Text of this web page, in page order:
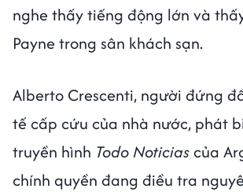
nghe thấy tiếng động lớn và
Payne trong sân khách sạn.
Alberto Crescenti, người đứng
tế cấp cứu của nhà nước, phát
truyền hình Todo Noticiascủa
chính quyền đang điều tra